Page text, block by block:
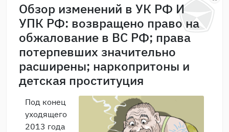
Обзор изменений в УК РФ И
УПК РФ: возвращено право на
обжалование в ВС РФ; права
потерпевших значительно
расширены; наркопритоны и
детская проституция
Под конец
уходящего
2013 года